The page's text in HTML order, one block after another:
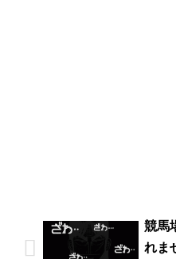
競馬
れま